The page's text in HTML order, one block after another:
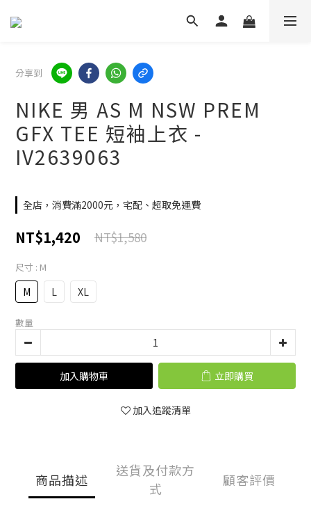
分享到
NIKE 男 AS M NSW PREM
GFX TEE 短袖上衣 -
IV2639063
全店，消費滿2000元，宅配、超取免運費
NT$1,420 NT$1,580
尺寸 : M
M L XL
數量
加入購物車 立即購買
加入追蹤清單
商品描述
送貨及付款方
式
顧客評價